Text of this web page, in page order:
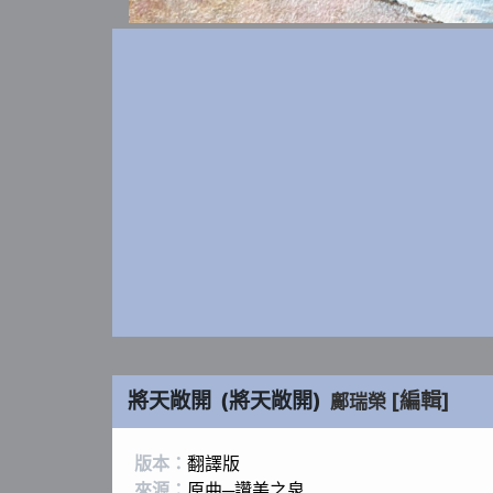
將天敞開 (將天敞開) 鄺瑞榮 [編輯]
版本： 翻譯版